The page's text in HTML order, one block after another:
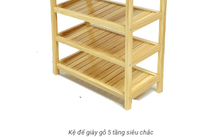
Kệ để giày gỗ 5 tầng siêu chắc